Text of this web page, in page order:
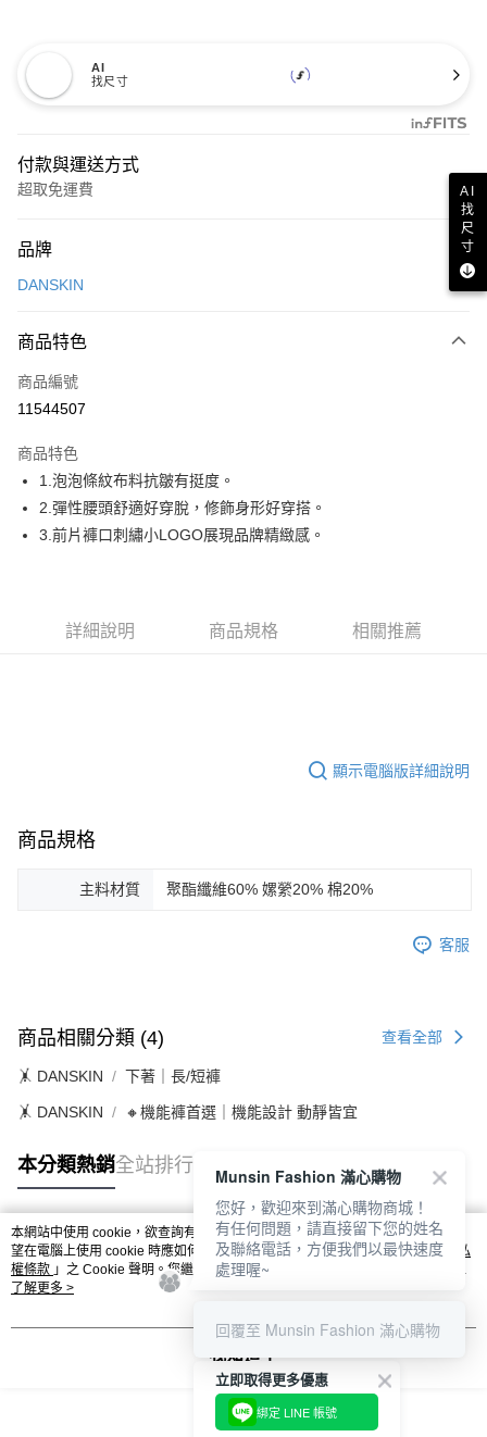
AI
找尺寸
付款與運送方式
超取免運費
信用卡一次付款
LINE Pay
Apple Pay
悠遊付
AFTEE先享後付
相關說明
２．便利：只要手機號碼，簡訊認證，即可結帳。
３．收到繳費通知簡訊後14天內，點擊此簡訊中的連結，可透過四大超商／
購買商品的店家。未經商家同意取消之訂單仍視為有效，需透過AFTEE先享
後付繳納相關費用。
是否繳費成功／繳費後需取消欲退款等相關疑問，請聯繫「AFTEE先享後付
２．關於個人資料處理事宜，請瀏覽以下網址：
https://aftee.tw/terms/#terms3
「AFTEE先享後付」，若未經同意申辦者引起之損失，本公司不負相關責
任。
４．使用「AFTEE先享後付」時，將依據個別帳號之用戶狀況，依本公司即
請求用戶進行身份認證。
５．嚴禁一人註冊多個帳號或使用他人資訊註冊。若發現惡意使用之情形，
恩沛科技股份有限公司將有權停止該用戶之使用額度並採取法律行動。
運送方式
免運費
免運費
宅配
免運費
免運費
品牌
DANSKIN
商品特色
商品編號
11544507
商品特色
1.泡泡條紋布料抗皺有挺度。
2.彈性腰頭舒適好穿脫，修飾身形好穿搭。
3.前片褲口刺繡小LOGO展現品牌精緻感。
詳細說明 商品規格 相關推薦
顯示電腦版詳細說明
商品規格
主料材質 聚酯纖維60% 嫘縈20% 棉20%
客服
商品相關分類 (4) 查看全部
🤸 DANSKIN 下著｜長/短褲
🤸 DANSKIN 🔸機能褲首選｜機能設計 動靜皆宜
本分類熱銷全站排行
熱門標籤
本網站中使用 cookie，欲查詢有關本網站使用 cookie 方式之詳情，及若您不希
望在電腦上使用 cookie 時應如何變更電腦的 cookie 設定，請參閱本網站「
隱私
權條款 」之 Cookie 聲明。您繼續使用本網站即表示您同意本公司得按本網站使
用條款之 Cookie 聲明使用 cookie。
了解更多 >
我知道了
AI
找
尺
寸
立即取得更多優惠
綁定 LINE 帳號
Munsin Fashion 滿心購物
您好，歡迎來到滿心購物商城！
有任何問題，請直接留下您的姓名
及聯絡電話，方便我們以最快速度
處理喔~
回覆至 Munsin Fashion 滿心購物